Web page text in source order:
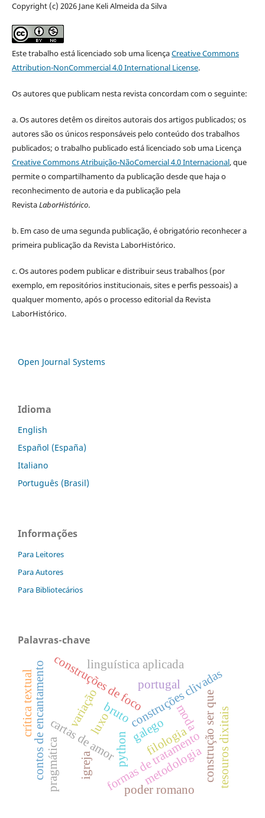
Copyright (c) 2026 Jane Keli Almeida da Silva
Este trabalho está licenciado sob uma licençaCreative Commons
Attribution-NonCommercial 4.0 International License.
Os autores que publicam nesta revista concordam com o seguinte:
a.Os autores detêm os direitos autorais dos artigos publicados; os
autores são os únicos responsáveis pelo conteúdo dos trabalhos
publicados; o trabalho publicado está licenciado sob uma Licença
Creative Commons Atribuição-NãoComercial 4.0 Internacional, que
permite o compartilhamento da publicação desde que haja o
reconhecimento de autoria e da publicação pela
RevistaLaborHistórico.
b. Em caso de uma segunda publicação, é obrigatório reconhecer a
primeira publicação da Revista LaborHistórico.
c. Os autores podem publicar e distribuir seus trabalhos (por
exemplo, em repositórios institucionais, sites e perfis pessoais) a
qualquer momento, após o processo editorial da Revista
LaborHistórico.
Open Journal Systems
Idioma
English
Español (España)
Italiano
Português (Brasil)
Informações
Para Leitores
Para Autores
Para Bibliotecários
Palavras-chave
construções clivadas
construções de foco
construção ser que
galego
formas de tratamento
variação
cartas de amor
contos de encantamento linguística aplicada
python
bruto
poder romano
crítica textual portugal
moda
luxo
igreja
pragmática metodologia tesouros dixitais
filologia